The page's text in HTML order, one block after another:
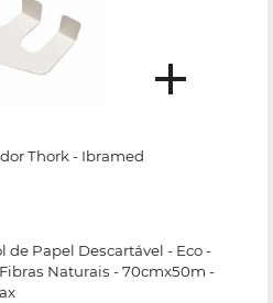
Thork - Ibramed
de Papel Descartável - Eco -
Fibras Naturais - 70cmx50m -